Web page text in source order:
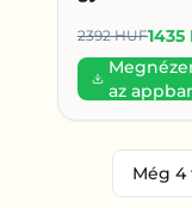
HUF/db)
2392 HUF1435
az
Még 4